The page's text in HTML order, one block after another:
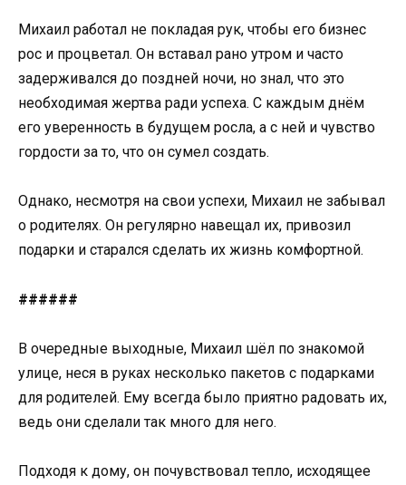
Михаил работал не покладая рук, чтобы его бизнес
рос и процветал. Он вставал рано утром и часто
задерживался до поздней ночи, но знал, что это
необходимая жертва ради успеха. С каждым днём
его уверенность в будущем росла, а с ней и чувство
гордости за то, что он сумел создать.
Однако, несмотря на свои успехи, Михаил не забывал
о родителях. Он регулярно навещал их, привозил
подарки и старался сделать их жизнь комфортной.
######
В очередные выходные, Михаил шёл по знакомой
улице, неся в руках несколько пакетов с подарками
для родителей. Ему всегда было приятно радовать их,
ведь они сделали так много для него.
Подходя к дому, он почувствовал тепло, исходящее